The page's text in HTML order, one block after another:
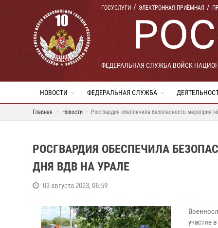
ГОСУСЛУГИ ЭЛЕКТРОННАЯ ПРИЁМНАЯ
ФЕДЕРАЛЬНАЯ СЛУЖБА ВОЙСК
НОВОСТИ ФЕДЕРАЛЬНАЯ СЛУЖБА
Главная Новости Росгвардия обеспечила безопасность
РОСГВАРДИЯ ОБЕСПЕЧИЛА
ДНЯ ВДВ НА УРАЛЕ
03 августа 2023, 06:59
участие